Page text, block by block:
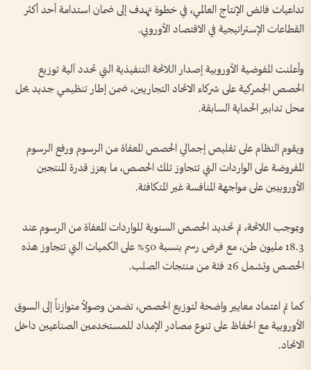
تداعيات فائض الإنتاج العالمي، في خطوة تهدف إلى ضمان استدامة أحد أكثر
القطاعات الإستراتيجية في الاقتصاد الأوروبي.
وأعلنت المفوضية الأوروبية إصدار اللائحة التنفيذية التي تحدد آلية توزيع
الحصص الجمركية على شركاء الاتحاد التجاريين، ضمن إطار تنظيمي جديد يحل
محل تدابير الحماية السابقة.
ويقوم النظام على تقليص إجمالي الحصص المعفاة من الرسوم ورفع الرسوم
المفروضة على الواردات التي تتجاوز تلك الحصص، ما يعزز قدرة المنتجين
الأوروبيين على مواجهة المنافسة غير المتكافئة.
وبموجب اللائحة، تم تحديد الحصص السنوية للواردات المعفاة من الرسوم عند
18.3 مليون طن، مع فرض رسم بنسبة 50% على الكميات التي تتجاوز هذه
الحصص وتشمل 26 فئة من منتجات الصلب.
كما تم اعتماد معايير واضحة لتوزيع الحصص، تضمن وصولاً متوازناً إلى السوق
الأوروبية مع الحفاظ على تنوع مصادر الإمداد للمستخدمين الصناعيين داخل
الاتحاد.